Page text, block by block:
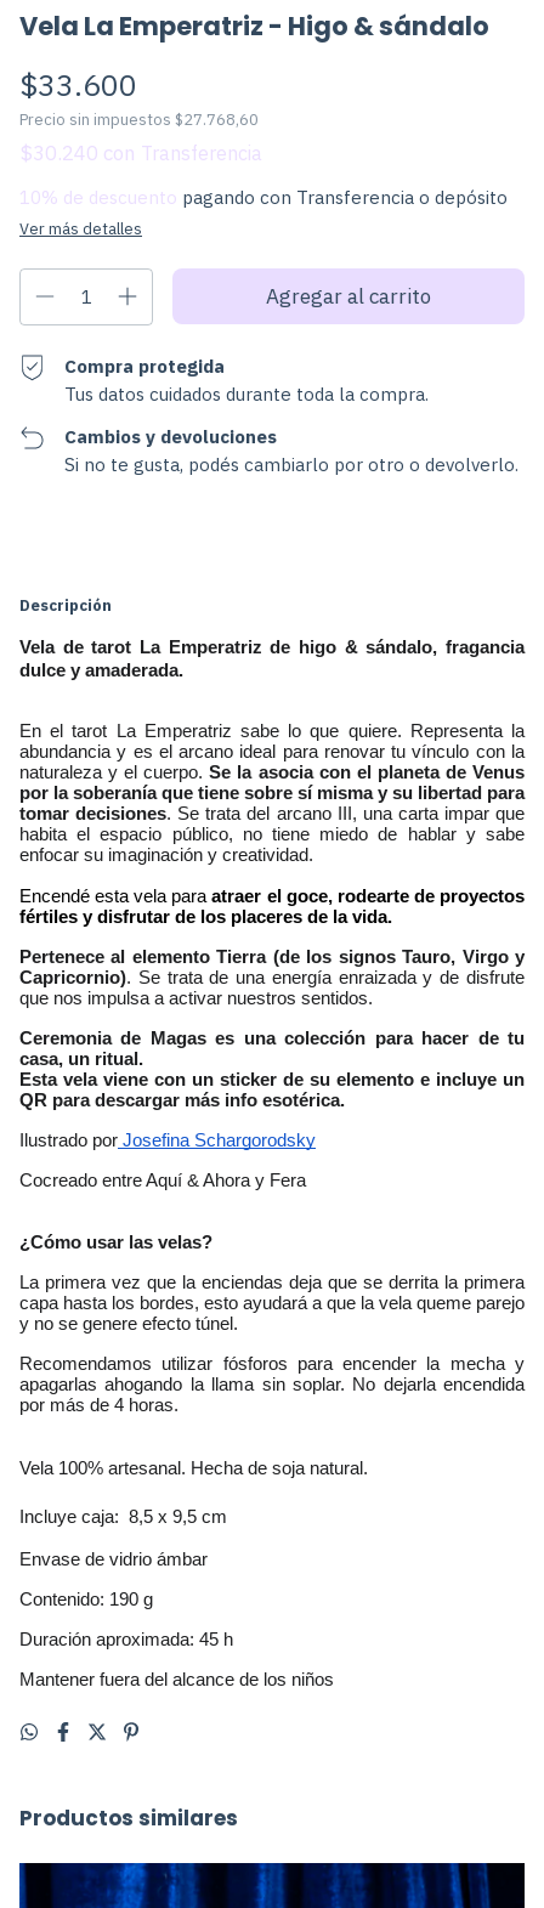
Vela La Emperatriz - Higo & sándalo
$33.600
Precio sin impuestos $27.768,60
$30.240 con
10% de descuento pagando con Transferencia o depósito
Ver más detalles
Compra protegida
Tus datos cuidados durante toda la compra.
Cambios y devoluciones
Si no te gusta, podés cambiarlo por otro o devolverlo.
Descripción
Vela de tarot La Emperatriz de higo & sándalo, fragancia
dulce y amaderada.
En el tarot La Emperatriz sabe lo que quiere. Representa la
abundancia y es el arcano ideal para renovar tu vínculo con la
naturaleza y el cuerpo. Se la asocia con el planeta de Venus
por la soberanía que tiene sobre sí misma y su libertad para
tomar decisiones. Se trata del arcano III, una carta impar que
habita el espacio público, no tiene miedo de hablar y sabe
enfocar su imaginación y creatividad.
Encendé esta vela para atraer el goce, rodearte de proyectos
fértiles y disfrutar de los placeres de la vida.
Pertenece al elemento Tierra (de los signos Tauro, Virgo y
Capricornio). Se trata de una energía enraizada y de disfrute
que nos impulsa a activar nuestros sentidos.
Ceremonia de Magas es una colección para hacer de tu
casa, un ritual.
Esta vela viene con un sticker de su elemento e incluye un
QR para descargar más info esotérica.
Ilustrado por Josefina Schargorodsky
Cocreado entre Aquí & Ahora y Fera
¿Cómo usar las velas?
La primera vez que la enciendas deja que se derrita la primera
capa hasta los bordes, esto ayudará a que la vela queme parejo
y no se genere efecto túnel.
Recomendamos utilizar fósforos para encender la mecha y
apagarlas ahogando la llama sin soplar. No dejarla encendida
por más de 4 horas.
Vela 100% artesanal. Hecha de soja natural.
Incluye caja:  8,5 x 9,5 cm
Envase de vidrio ámbar
Contenido: 190 g
Duración aproximada: 45 h
Mantener fuera del alcance de los niños
Productos similares